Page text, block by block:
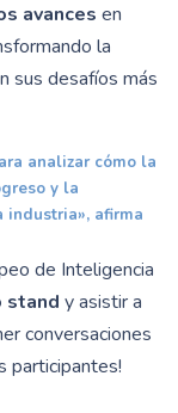
avances en
la
sus desafíos más
analizar cómo la
y la
industria», afirma
de Inteligencia
stand y asistir a
conversaciones
participantes!